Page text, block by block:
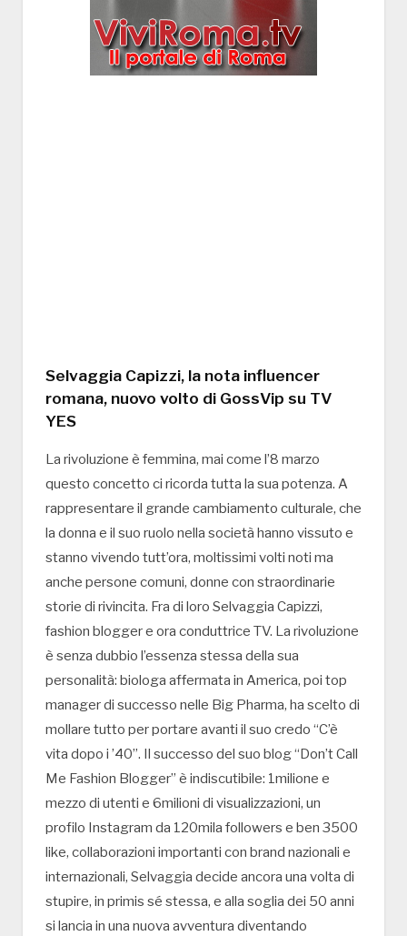
Selvaggia Capizzi, la nota influencer
romana, nuovo volto di GossVip su TV
YES
La rivoluzione è femmina, mai come l’8 marzo
questo concetto ci ricorda tutta la sua potenza. A
rappresentare il grande cambiamento culturale, che
la donna e il suo ruolo nella società hanno vissuto e
stanno vivendo tutt’ora, moltissimi volti noti ma
anche persone comuni, donne con straordinarie
storie di rivincita. Fra di loro Selvaggia Capizzi,
fashion blogger e ora conduttrice TV. La rivoluzione
è senza dubbio l’essenza stessa della sua
personalità: biologa affermata in America, poi top
manager di successo nelle Big Pharma, ha scelto di
mollare tutto per portare avanti il suo credo “C’è
vita dopo i ’40”. Il successo del suo blog “Don’t Call
Me Fashion Blogger” è indiscutibile: 1milione e
mezzo di utenti e 6milioni di visualizzazioni, un
profilo Instagram da 120mila followers e ben 3500
like, collaborazioni importanti con brand nazionali e
internazionali, Selvaggia decide ancora una volta di
stupire, in primis sé stessa, e alla soglia dei 50 anni
si lancia in una nuova avventura diventando